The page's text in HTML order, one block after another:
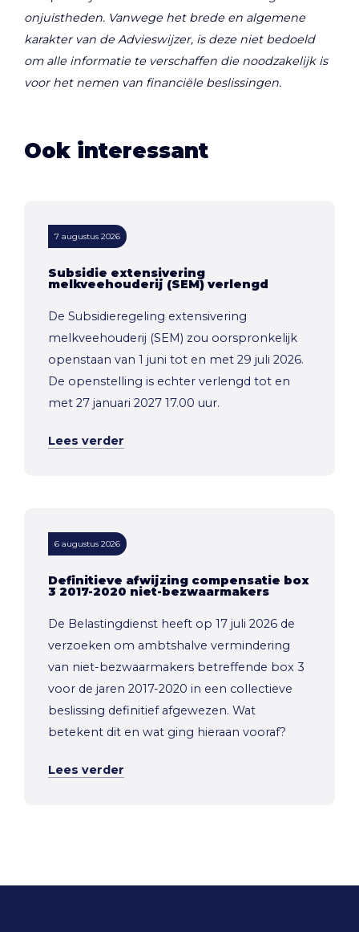
onjuistheden. Vanwege het brede en algemene
karakter van de Advieswijzer, is deze niet bedoeld
om alle informatie te verschaffen die noodzakelijk is
voor het nemen van financiële beslissingen.
Ook interessant
7 augustus 2026
Subsidie extensivering
melkveehouderij (SEM) verlengd
De Subsidieregeling extensivering
melkveehouderij (SEM) zou oorspronkelijk
openstaan van 1 juni tot en met 29 juli 2026.
De openstelling is echter verlengd tot en
met 27 januari 2027 17.00 uur.
Lees verder
6 augustus 2026
Definitieve afwijzing compensatie box
3 2017-2020 niet-bezwaarmakers
De Belastingdienst heeft op 17 juli 2026 de
verzoeken om ambtshalve vermindering
van niet-bezwaarmakers betreffende box 3
voor de jaren 2017-2020 in een collectieve
beslissing definitief afgewezen. Wat
betekent dit en wat ging hieraan vooraf?
Lees verder